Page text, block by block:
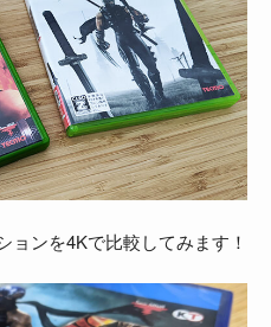
ョンを4Kで比較してみます！